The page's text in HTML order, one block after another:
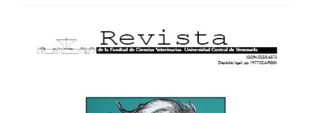
Barra
lateral
artículo